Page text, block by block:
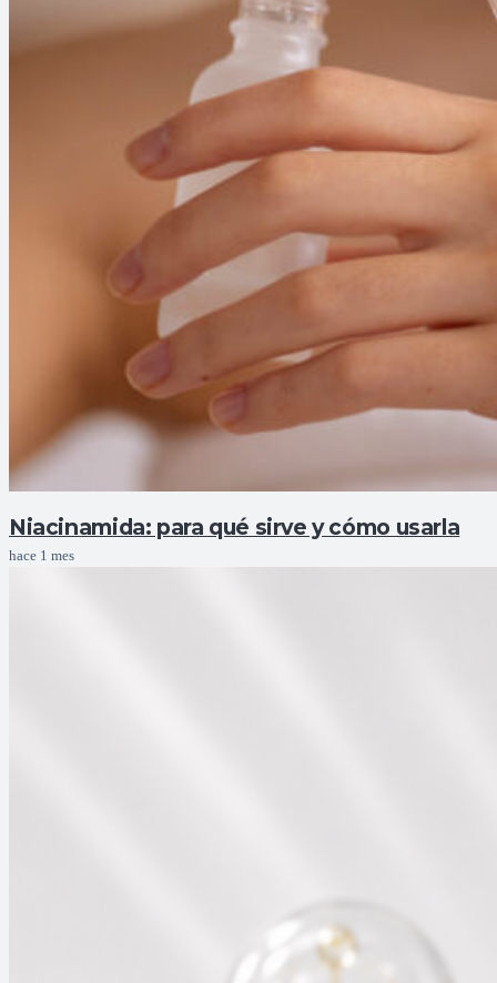
Niacinamida: para qué sirve y cómo usarla
hace 1 mes